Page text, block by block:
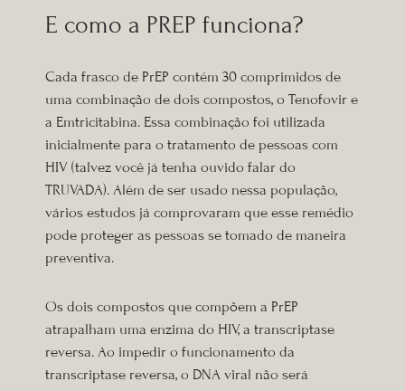
E como a PREP funciona?
Cada frasco de PrEP contém 30 comprimidos de
uma combinação de dois compostos, o Tenofovir e
a Emtricitabina. Essa combinação foi utilizada
inicialmente para o tratamento de pessoas com
HIV (talvez você já tenha ouvido falar do
TRUVADA). Além de ser usado nessa população,
vários estudos já comprovaram que esse remédio
pode proteger as pessoas se tomado de maneira
preventiva.
Os dois compostos que compõem a PrEP
atrapalham uma enzima do HIV, a transcriptase
reversa. Ao impedir o funcionamento da
transcriptase reversa, o DNA viral não será